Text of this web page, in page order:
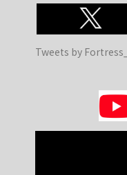
Tweets by